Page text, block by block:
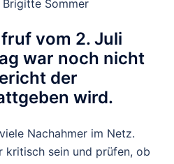
Brigitte Sommer
vom 2. Juli
war noch nicht
der
wird.
Nachahmer im Netz.
kritisch sein und prüfen, ob